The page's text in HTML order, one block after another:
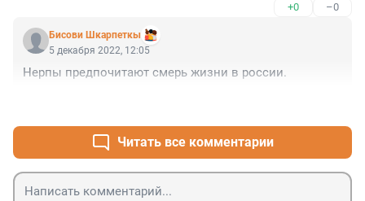
+0 –0
Бисови Шкарпеткы
5 декабря 2022, 12:05
Нерпы предпочитают смерь жизни в россии.
Читать все комментарии